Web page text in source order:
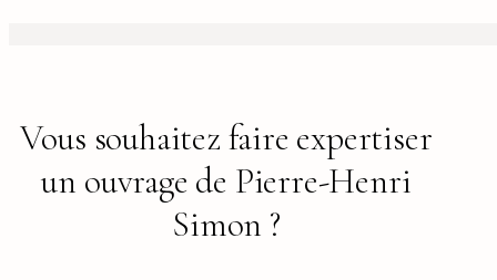
Vous souhaitez faire expertiser
un ouvrage de Pierre-Henri
Simon ?